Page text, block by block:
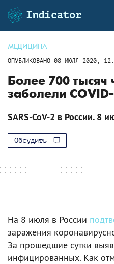
МЕДИЦИНА
ОПУБЛИКОВАНО 08 ИЮЛЯ 2020,
Более 700 тысяч
заболели
SARS-CoV-2 в России. 8
Обсудить
На 8 июля в России
заражения
За прошедшие сутки
инфицированных. Как